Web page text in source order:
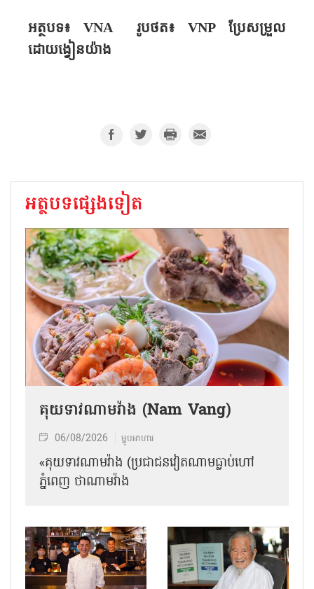
អត្ថបទ៖ VNA រូបថត៖VNP ប្រែសម្រួល​
ដោយង្វៀន​យ៉ាង
អត្ថបទផ្សេងទៀត
គុយទាវណាមវ៉ាង (Nam Vang)
06/08/2026 ម្ហូបអាហារ
«គុយទាវណាមវ៉ាង (ប្រជាជនវៀតណាមធ្លាប់ហៅ
ភ្នំពេញ ថាណាម​វ៉ាង